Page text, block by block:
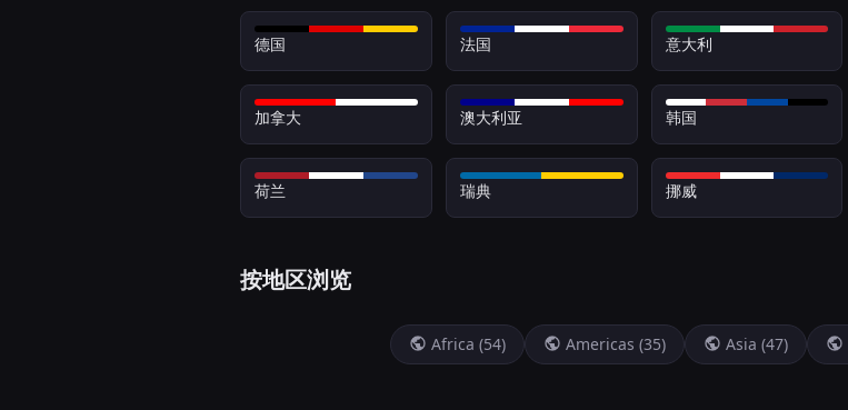
德国 法国 意大利
加拿大 澳大利亚 韩国
荷兰 瑞典 挪威
按地区浏览
Africa (54) Americas (35) Asia (47)